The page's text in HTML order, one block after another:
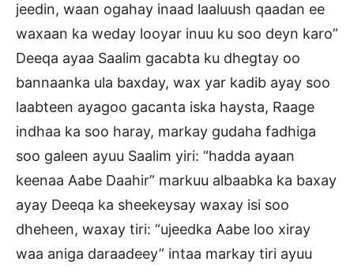
jeedin, waan ogahay inaad laaluush qaadan ee
waxaan ka weday looyar inuu ku soo deyn karo”
Deeqa ayaa Saalim gacabta ku dhegtay oo
bannaanka ula baxday, wax yar kadib ayay soo
laabteen ayagoo gacanta iska haysta, Raage
indhaa ka soo haray, markay gudaha fadhiga
soo galeen ayuu Saalim yiri: “hadda ayaan
keenaa Aabe Daahir” markuu albaabka ka baxay
ayay Deeqa ka sheekeysay waxay isi soo
dheheen, waxay tiri: “ujeedka Aabe loo xiray
waa aniga daraadeey” intaa markay tiri ayuu